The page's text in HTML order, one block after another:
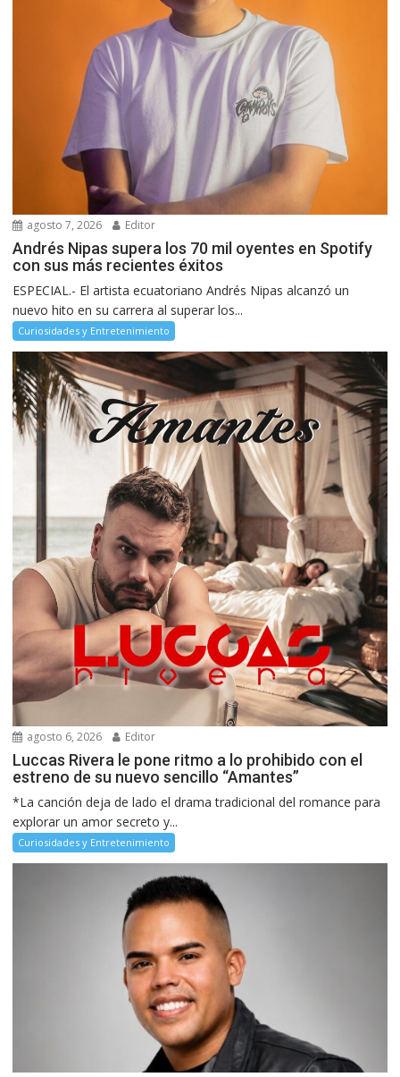
agosto 7, 2026 Editor
Andrés Nipas supera los 70 mil oyentes en Spotify
con sus más recientes éxitos
ESPECIAL.- El artista ecuatoriano Andrés Nipas alcanzó un
nuevo hito en su carrera al superar los...
Curiosidades y Entretenimiento
agosto 6, 2026 Editor
Luccas Rivera le pone ritmo a lo prohibido con el
estreno de su nuevo sencillo “Amantes”
*La canción deja de lado el drama tradicional del romance para
explorar un amor secreto y...
Curiosidades y Entretenimiento